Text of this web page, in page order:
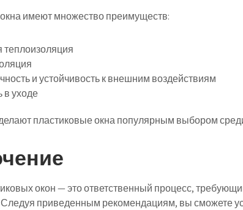
имеют множество преимуществ:
теплоизоляция
и устойчивость к внешним воздействиям
в уходе
пластиковые окна популярным выбором
окон — это ответственный процесс,
Следуя приведенным рекомендациям, вы сможете